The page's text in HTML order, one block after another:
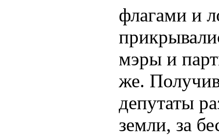
флагами и
мэры и
же.
депутаты
земли, за